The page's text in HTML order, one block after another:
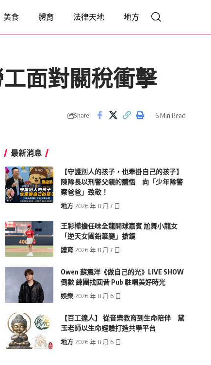
美食 體育 法律天地 地方
面對關稅衝擊
Share 6 Min Read
最新消息
【守護別人的孩子，也牽掛自己的孩子】
陳隊長以刑警父親的體悟 向「少年隊警
察爸爸」致敬！
地方 2026 年 8 月 7 日
王彩樺擔任味全龍開球嘉賓 尬舞小龍女
「逆天女團鉛筆腿」搶鏡
體育 2026 年 8 月 7 日
Owen 蘇震洋《做自己的光》LIVE SHOW
倒數 練團找回昔 Pub 駐唱美好時光
娛樂 2026 年 8 月 6 日
【百工達人】 從音樂教育到生命陪伴 黛
玉老師以生命經驗打造共學平台
地方 2026 年 8 月 6 日